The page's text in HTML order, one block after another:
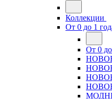
Коллекции
От 0 до 1
От 0